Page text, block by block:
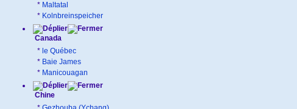
* Maltatal
* Kolnbreinspeicher
Canada
* le Québec
* Baie James
* Manicouagan
Chine